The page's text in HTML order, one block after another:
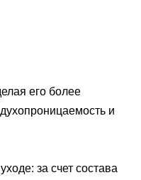
его более
и
за счет состава